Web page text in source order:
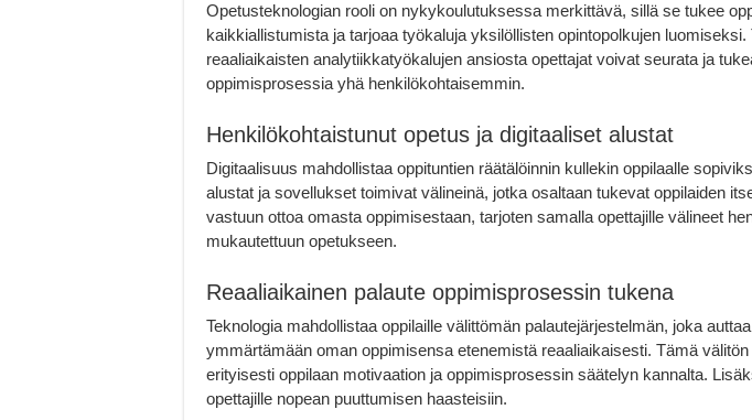
Opetusteknologian rooli on nykykoulutuksessa merkittävä, sillä se tukee
kaikkiallistumista ja tarjoaa työkaluja yksilöllisten opintopolkujen luomiseksi.
reaaliaikaisten analytiikkatyökalujen ansiosta opettajat voivat seurata ja
oppimisprosessia yhä henkilökohtaisemmin.
Henkilökohtaistunut opetus ja digitaaliset alustat
Digitaalisuus mahdollistaa oppituntien räätälöinnin kullekin oppilaalle
alustat ja sovellukset toimivat välineinä, jotka osaltaan tukevat oppilaiden
vastuun ottoa omasta oppimisestaan, tarjoten samalla opettajille välineet
mukautettuun opetukseen.
Reaaliaikainen palaute oppimisprosessin tukena
Teknologia mahdollistaa oppilaille välittömän palautejärjestelmän, joka
ymmärtämään oman oppimisensa etenemistä reaaliaikaisesti. Tämä
erityisesti oppilaan motivaation ja oppimisprosessin säätelyn kannalta.
opettajille nopean puuttumisen haasteisiin.